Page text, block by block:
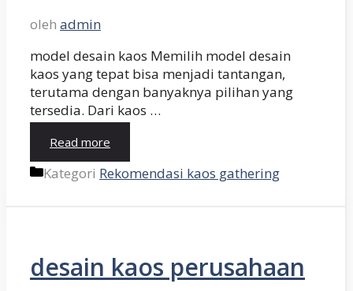
oleh admin
model desain kaos Memilih model desain
kaos yang tepat bisa menjadi tantangan,
terutama dengan banyaknya pilihan yang
tersedia. Dari kaos …
Read more
Kategori Rekomendasi kaos gathering
desain kaos perusahaan